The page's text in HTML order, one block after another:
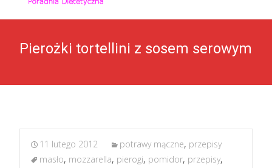
Pierożki tortellini z sosem serowym
11 lutego 2012 potrawy mączne, przepisy
masło, mozzarella, pierogi, pomidor, przepisy,